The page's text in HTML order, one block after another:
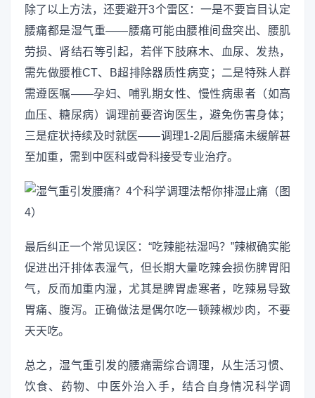
除了以上方法，还要避开3个雷区：一是不要盲目认定
腰痛都是湿气重——腰痛可能由腰椎间盘突出、腰肌
劳损、肾结石等引起，若伴下肢麻木、血尿、发热，
需先做腰椎CT、B超排除器质性病变；二是特殊人群
需遵医嘱——孕妇、哺乳期女性、慢性病患者（如高
血压、糖尿病）调理前要咨询医生，避免伤害身体；
三是症状持续及时就医——调理1-2周后腰痛未缓解甚
至加重，需到中医科或骨科接受专业治疗。
最后纠正一个常见误区：“吃辣能祛湿吗？”辣椒确实能
促进出汗排体表湿气，但长期大量吃辣会损伤脾胃阳
气，反而加重内湿，尤其是脾胃虚寒者，吃辣易导致
胃痛、腹泻。正确做法是偶尔吃一顿辣椒炒肉，不要
天天吃。
总之，湿气重引发的腰痛需综合调理，从生活习惯、
饮食、药物、中医外治入手，结合自身情况科学调